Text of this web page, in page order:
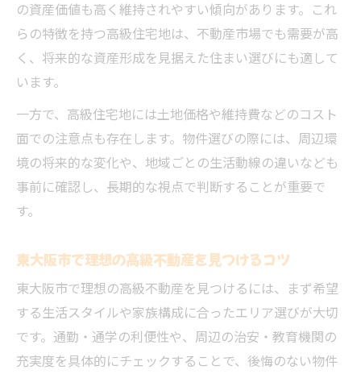
の資産価値も高く維持されやすい傾向があります。これ
らの特徴を持つ高級住宅地は、不動産市場でも需要が高
く、将来的な資産形成を見据えた住まい選びにも適して
います。
一方で、高級住宅地には土地価格や維持費などのコスト
面での注意点も存在します。物件選びの際には、周辺環
境の将来的な変化や、地域ごとの生活動線の違いなども
事前に確認し、長期的な視点で判断することが重要で
す。
東大阪市で理想の高級不動産を見つけるコツ
東大阪市で理想の高級不動産を見つけるには、まず希望
する生活スタイルや家族構成に合ったエリア選びが大切
です。通勤・通学の利便性や、周辺の治安・教育機関の
充実度を具体的にチェックすることで、後悔のない物件